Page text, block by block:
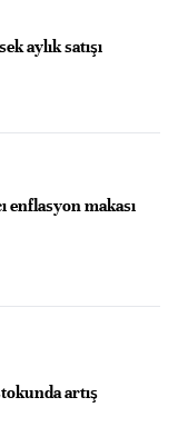
aylık satışı
enflasyon makası
artış